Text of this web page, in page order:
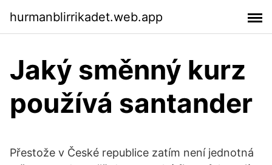
hurmanblirrikadet.web.app
Jaký směnný kurz
používá santander
Přestože v České republice zatím není jednotná